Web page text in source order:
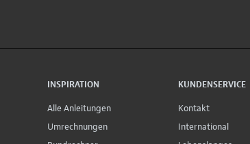
INSPIRATION
Alle Anleitungen
Umrechnungen
KUNDENSERVICE
Kontakt
International